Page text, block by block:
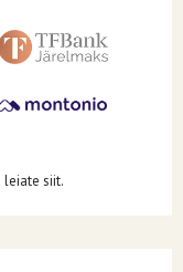
leiate siit.